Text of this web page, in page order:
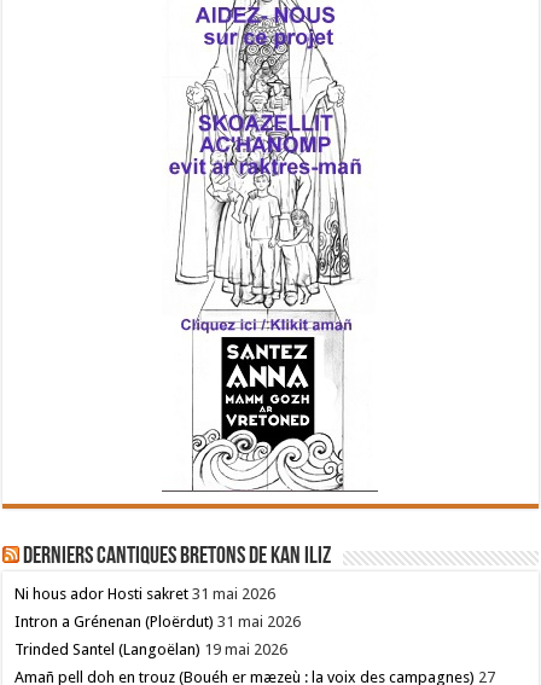
Derniers cantiques bretons de Kan Iliz
Ni hous ador Hosti sakret 31 mai 2026
Intron a Grénenan (Ploërdut) 31 mai 2026
Trinded Santel (Langoëlan) 19 mai 2026
Amañ pell doh en trouz (Bouéh er mæzeù : la voix des campagnes) 27